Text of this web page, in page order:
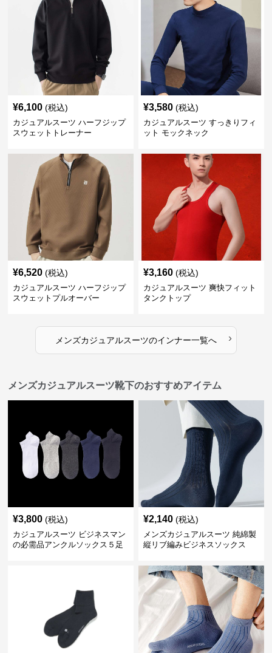
¥6,100 (税込)
カジュアルスーツ ハーフジップ
スウェットトレーナー
¥3,580 (税込)
カジュアルスーツ すっきりフィ
ット モックネック
¥6,520 (税込)
カジュアルスーツ ハーフジップ
スウェットプルオーバー
¥3,160 (税込)
カジュアルスーツ 爽快フィット
タンクトップ
メンズカジュアルスーツのインナー一覧へ ›
メンズカジュアルスーツ靴下のおすすめアイテム
¥3,800 (税込)
カジュアルスーツ ビジネスマン
の必需品アンクルソックス５足
¥2,140 (税込)
メンズカジュアルスーツ 純綿製
縦リブ編みビジネスソックス